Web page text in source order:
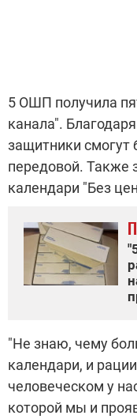
5 ОШП получила
канала".
защитники смогут
передовой. Также
календари "Без
"Не знаю, чему
календари, и
человеческом у
которой мы и